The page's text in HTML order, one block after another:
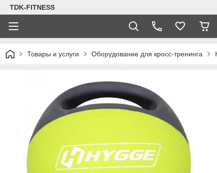
TDK-FITNESS
Товары и услуги Оборудование для кросс-тренинга